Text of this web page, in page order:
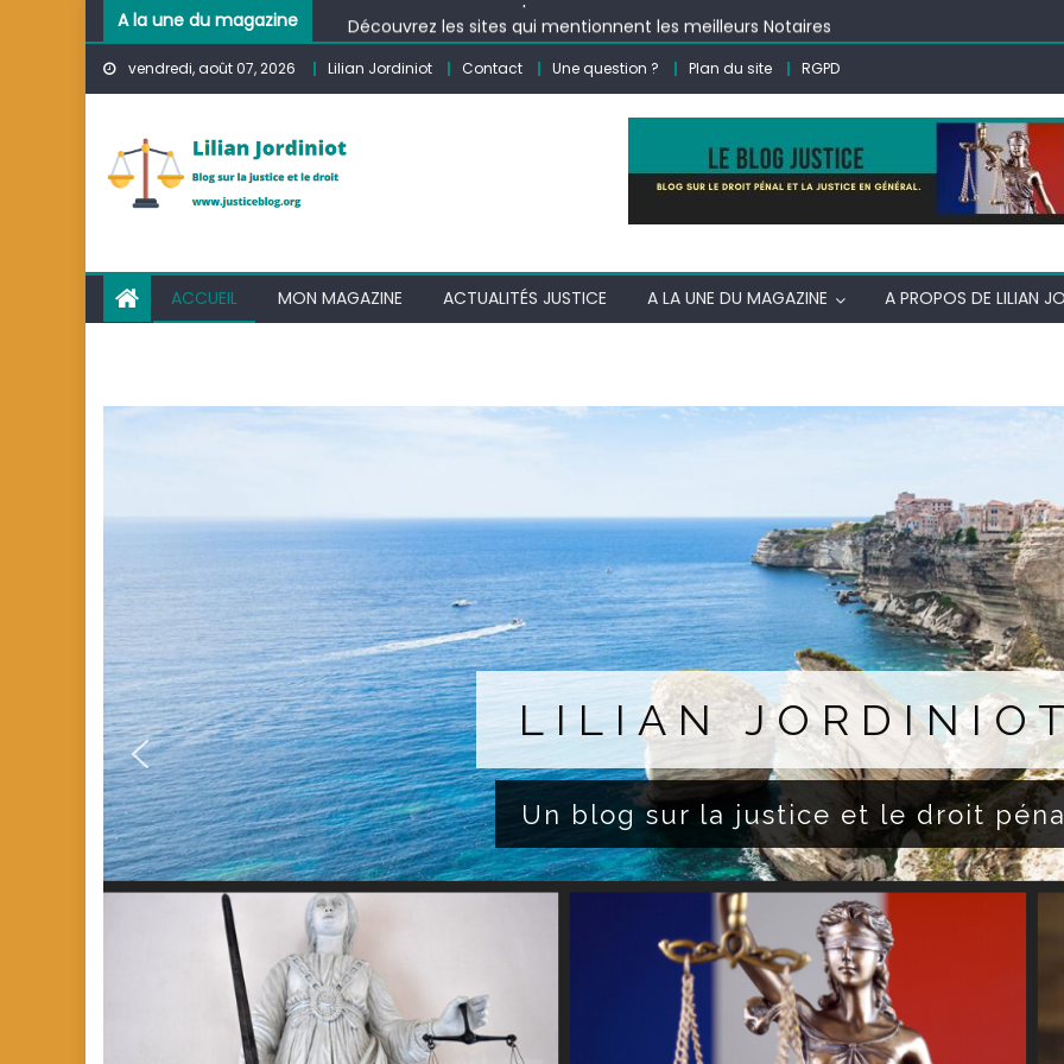
to
content
A la une du magazine
Découvrez les sites qui mentionnent les meilleurs Notaires
Découvrez les sites qui mentionnent les meilleurs avocats ?
Corona Virus : Pourquoi les personnes dans le besoin comme les SDF prennent des
vendredi, août 07, 2026 Lilian Jordiniot Contact Une question ? Plan du site RGPD
ACCUEIL MON MAGAZINE ACTUALITÉS JUSTICE A LA UNE DU MAGAZINE A PROPOS DE LILIAN
LILIAN
Un blog sur la justice et le droit